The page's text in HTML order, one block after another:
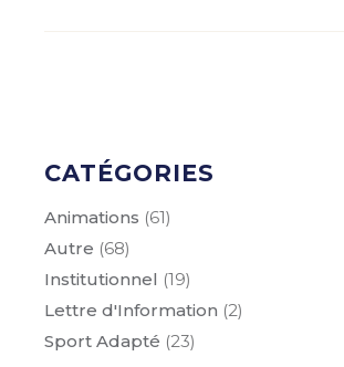
CATÉGORIES
Animations (61)
Autre (68)
Institutionnel (19)
Lettre d'Information (2)
Sport Adapté (23)